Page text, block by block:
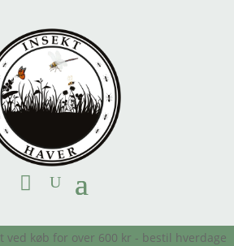
køb for over 600 kr - bestil hverdage